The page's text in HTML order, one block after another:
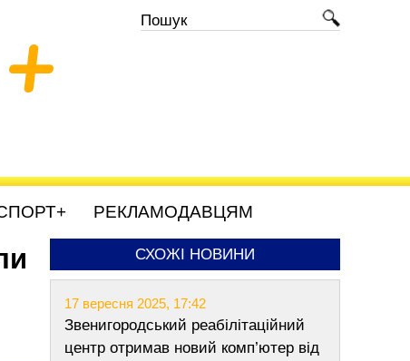
+
РЕКЛАМОДАВЦЯМ
СХОЖІ НОВИНИ
17 вересня 2025, 17:42
Звенигородський реабілітаційний
центр отримав новий комп’ютер від